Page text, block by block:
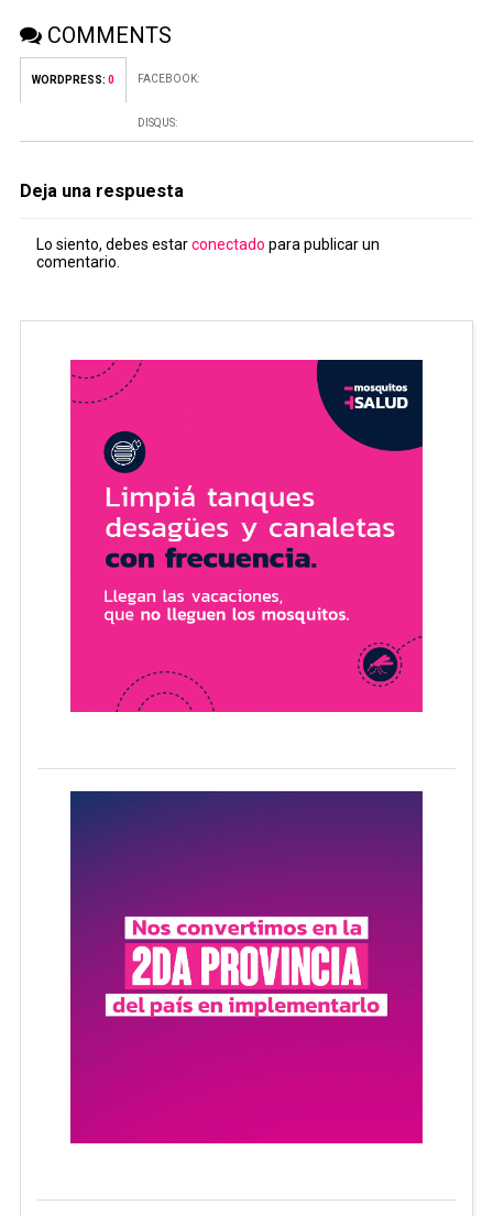
COMMENTS
WORDPRESS: 0 FACEBOOK:
DISQUS:
Deja una respuesta
Lo siento, debes estarconectado para publicar un
comentario.